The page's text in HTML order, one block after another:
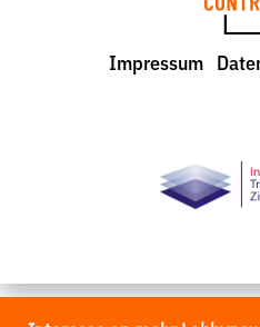
Impressum